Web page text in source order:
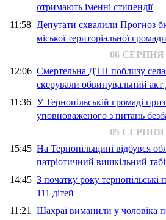
отримають іменні стипендії
11:58 Депутати схвалили Прогноз
міської територіальної
06 СЕРПНЯ
12:06 Смертельна ДТП поблизу села
скерували обвинувальний акт
11:36 У Тернопільській громаді
уповноваженого з питань
05 СЕРПНЯ
15:45 На Тернопільщині відбувся
патріотичний вишкільний
14:45 З початку року тернопільські
111 дітей
11:21 Шахраї виманили у чоловіка